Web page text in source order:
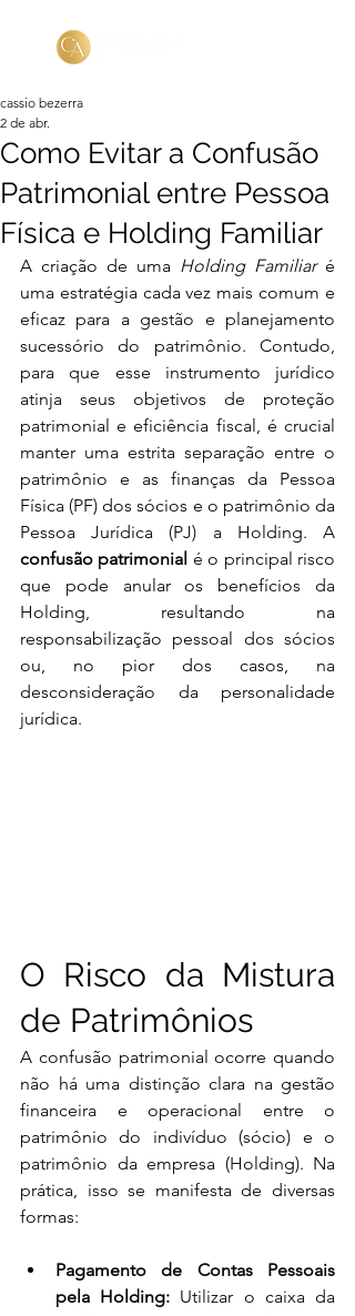
Como Evitar a Confusão
Patrimonial entre Pessoa
Física e Holding Familiar
cassio bezerra
2 de abr.
A criação de uma Holding Familiar é
uma estratégia cada vez mais comum e
eficaz para a gestão e planejamento
sucessório do patrimônio. Contudo,
para que esse instrumento jurídico
atinja seus objetivos de proteção
patrimonial e eficiência fiscal, é crucial
manter uma estrita separação entre o
patrimônio e as finanças da Pessoa
Física (PF) dos sócios e o patrimônio da
confusão patrimonial é o principal risco
que pode anular os benefícios da
Holding, resultando na
responsabilização pessoal dos sócios
ou, no pior dos casos, na
desconsideração da personalidade
jurídica.
O Risco da Mistura
de Patrimônios
A confusão patrimonial ocorre quando
não há uma distinção clara na gestão
financeira e operacional entre o
patrimônio do indivíduo (sócio) e o
patrimônio da empresa (Holding). Na
prática, isso se manifesta de diversas
formas:
Pagamento de Contas Pessoais
pela Holding: Utilizar o caixa da